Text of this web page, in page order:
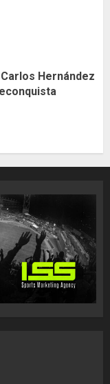
Carlos Hernández